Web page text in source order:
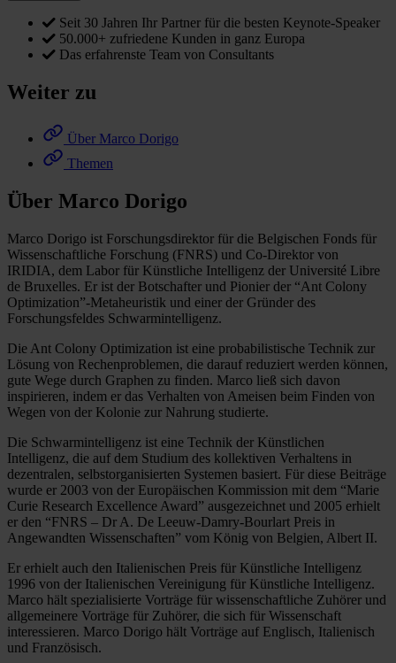
Seit 30 Jahren Ihr Partner für die besten Keynote-Speaker
50.000+ zufriedene Kunden in ganz Europa
Das erfahrenste Team von Consultants
Weiter zu
Über Marco Dorigo
Themen
Über Marco Dorigo
Marco Dorigo ist Forschungsdirektor für die Belgischen Fonds für
Wissenschaftliche Forschung (FNRS) und Co-Direktor von
IRIDIA, dem Labor für Künstliche Intelligenz der Université Libre
de Bruxelles. Er ist der Botschafter und Pionier der “Ant Colony
Optimization”-Metaheuristik und einer der Gründer des
Forschungsfeldes Schwarmintelligenz.
Die Ant Colony Optimization ist eine probabilistische Technik zur
Lösung von Rechenproblemen, die darauf reduziert werden können,
gute Wege durch Graphen zu finden. Marco ließ sich davon
inspirieren, indem er das Verhalten von Ameisen beim Finden von
Wegen von der Kolonie zur Nahrung studierte.
Die Schwarmintelligenz ist eine Technik der Künstlichen
Intelligenz, die auf dem Studium des kollektiven Verhaltens in
dezentralen, selbstorganisierten Systemen basiert. Für diese Beiträge
wurde er 2003 von der Europäischen Kommission mit dem “Marie
Curie Research Excellence Award” ausgezeichnet und 2005 erhielt
er den “FNRS – Dr A. De Leeuw-Damry-Bourlart Preis in
Angewandten Wissenschaften” vom König von Belgien, Albert II.
Er erhielt auch den Italienischen Preis für Künstliche Intelligenz
1996 von der Italienischen Vereinigung für Künstliche Intelligenz.
Marco hält spezialisierte Vorträge für wissenschaftliche Zuhörer und
allgemeinere Vorträge für Zuhörer, die sich für Wissenschaft
interessieren. Marco Dorigo hält Vorträge auf Englisch, Italienisch
und Französisch.